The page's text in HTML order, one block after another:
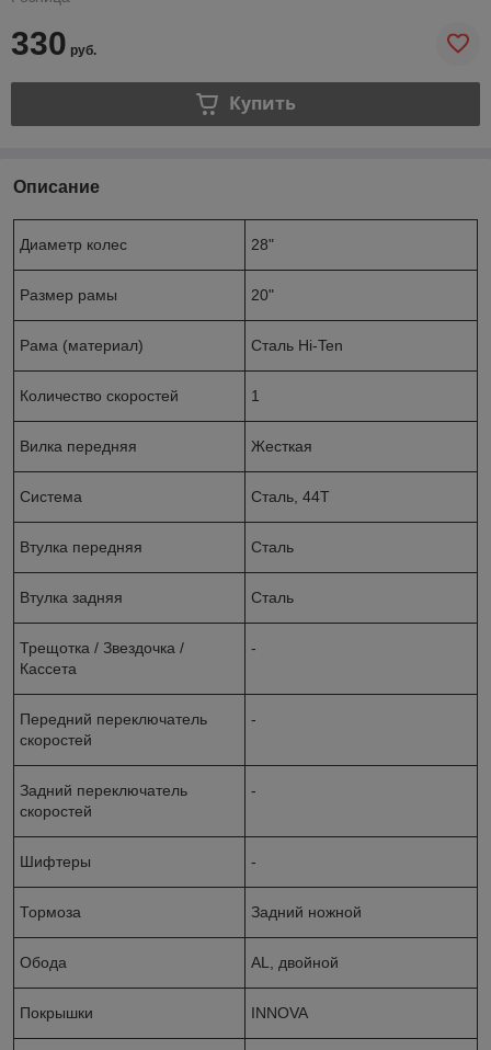
330 руб.
Купить
Описание
Диаметр колес 28"
Размер рамы 20"
Рама (материал) Сталь Hi-Ten
Количество скоростей 1
Вилка передняя Жесткая
Система Сталь, 44Т
Втулка передняя Сталь
Втулка задняя Сталь
Трещотка / Звездочка /
Кассета
-
Передний переключатель
скоростей
-
Задний переключатель
скоростей
-
Шифтеры -
Тормоза Задний ножной
Обода AL, двойной
Покрышки INNOVA